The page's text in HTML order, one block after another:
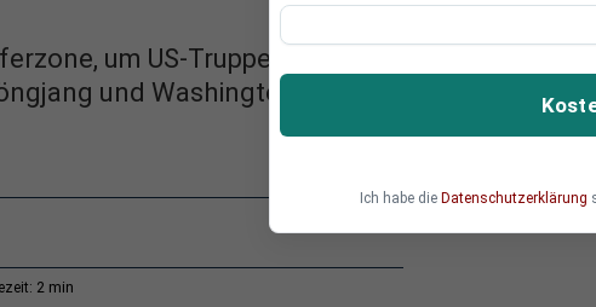
um US-Truppen vom chinesischen
und Washington stellt eine Gefahr für
2 min
Ich habe die Datenschutzerklärung